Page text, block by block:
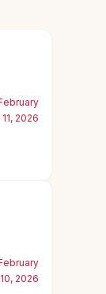
11, 2026
10, 2026